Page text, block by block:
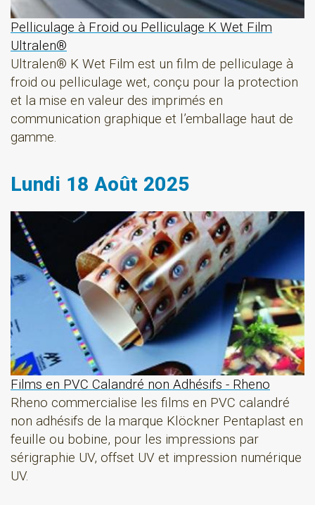
Pelliculage à Froid ou Pelliculage K Wet Film
Ultralen®
Ultralen® K Wet Film est un film de pelliculage à
froid ou pelliculage wet, conçu pour la protection
et la mise en valeur des imprimés en
communication graphique et l’emballage haut de
gamme.
Lundi 18 Août 2025
Films en PVC Calandré non Adhésifs - Rheno
Rheno commercialise les films en PVC calandré
non adhésifs de la marque Klöckner Pentaplast en
feuille ou bobine, pour les impressions par
sérigraphie UV, offset UV et impression numérique
UV.